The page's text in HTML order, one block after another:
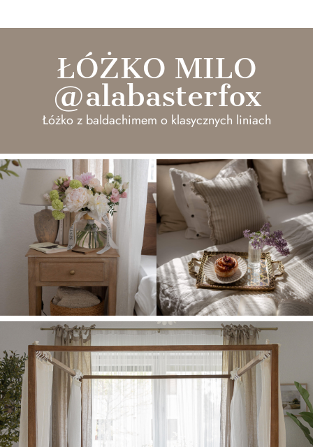
ŁÓŻKO MILO
@alabasterfox
Łóżko z baldachimem o klasycznych liniach